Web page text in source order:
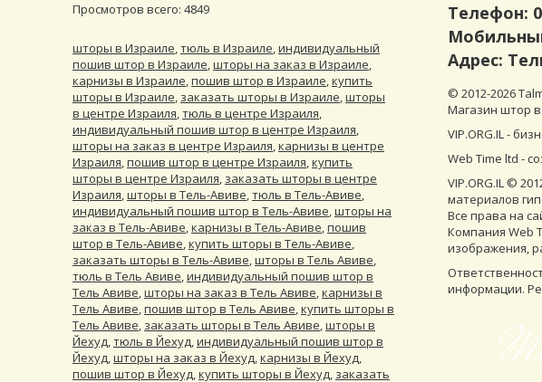
Просмотров всего: 4849
шторы в Израиле,тюль в Израиле,индивидуальный
пошив штор в Израиле,шторы на заказ в Израиле,
карнизы в Израиле,пошив штор в Израиле,купить
шторы в Израиле, заказать шторы в Израиле,шторы
в центре Израиля,тюль в центре Израиля,
индивидуальный пошив штор в центре Израиля,
шторы на заказ в центре Израиля,карнизы в центре
Израиля,пошив штор в центре Израиля,купить
шторы в центре Израиля, заказать шторы в центре
Израиля,шторы в Тель-Авиве,тюль в Тель-Авиве,
индивидуальный пошив штор в Тель-Авиве,шторы на
заказ в Тель-Авиве,карнизы в Тель-Авиве,пошив
штор в Тель-Авиве,купить шторы в Тель-Авиве,
заказать шторы в Тель-Авиве,шторы в Тель Авиве,
тюль в Тель Авиве,индивидуальный пошив штор в
Тель Авиве,шторы на заказ в Тель Авиве,карнизы в
Тель Авиве,пошив штор в Тель Авиве,купить шторы в
Тель Авиве, заказать шторы в Тель Авиве,шторы в
Йехуд,тюль в Йехуд,индивидуальный пошив штор в
Йехуд,шторы на заказ в Йехуд,карнизы в Йехуд,
пошив штор в Йехуд,купить шторы в Йехуд, заказать
Телефон:
Адрес:
© 2012-2026
Магазин штор
VIP.ORG.IL -
Web Time ltd -
VIP.ORG.IL ©
материалов
Все права на
Компания Web
изображения,
информации.